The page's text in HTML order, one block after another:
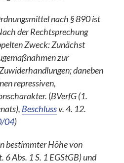
nach § 890 ist
der Rechtsprechung
Zweck: Zunächst
zur
daneben
repressiven,
(BVerfG (1.
Beschlussv. 4. 12.
04)
bestimmter Höhe von
6 Abs. 1 S. 1 EGStGB) und